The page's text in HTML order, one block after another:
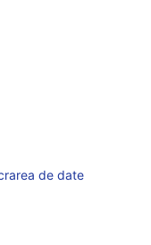
de date